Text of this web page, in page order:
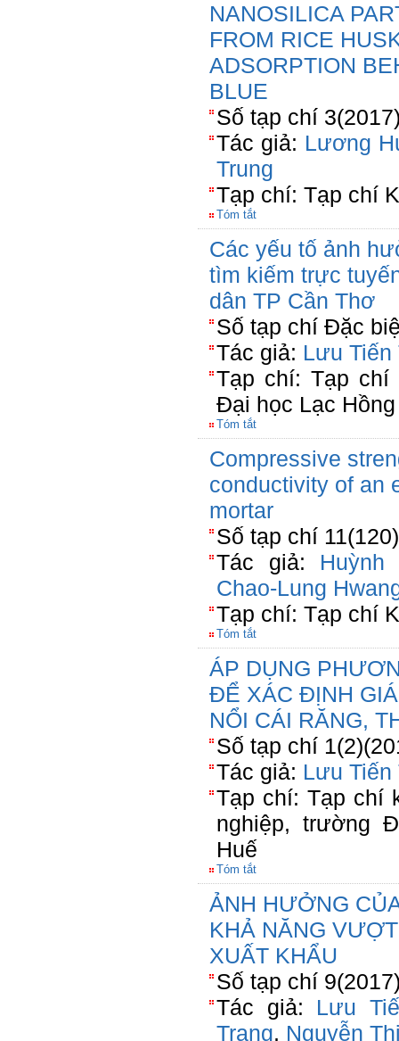
NANOSILICA
FROM RICE
ADSORPTION
BLUE
Số tạp chí
Tác giả: Lương
Trung
Tạp chí: Tạp chí
Tóm tắt
Các yếu tố ảnh
tìm kiếm trực
dân TP Cần Thơ
Số tạp chí Đặc
Tác giả: Lưu Tiến
Tạp chí: Tạp chí
Đại học Lạc Hồng
Tóm tắt
Compressive
conductivity of an
mortar
Số tạp chí
Tác giả: Huỳnh
Chao-Lung
Tạp chí: Tạp chí
Tóm tắt
ÁP DỤNG
ĐỂ XÁC ĐỊNH
NỔI CÁI RĂNG,
Số tạp chí
Tác giả: Lưu Tiến
Tạp chí: Tạp chí
nghiệp, trường
Huế
Tóm tắt
ẢNH HƯỞNG
KHẢ NĂNG
XUẤT KHẨU
Số tạp chí
Tác giả: Lưu
Trang, Nguyễn